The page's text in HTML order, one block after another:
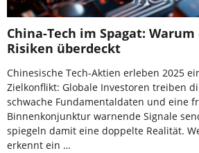
China-Tech im Spagat:
Risiken überdeckt
Chinesische Tech-Aktien erleben 2025
Zielkonflikt: Globale Investoren treiben
schwache Fundamentaldaten und eine
Binnenkonjunktur warnende Signale
spiegeln damit eine doppelte Realität.
erkennt ein …